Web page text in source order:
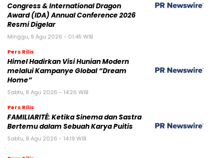
Congress & International Dragon
Award (IDA) Annual Conference 2026
Resmi Digelar
Minggu, 9 Agu 2026 - 01:45 WIB
Pers Rilis
Himel Hadirkan Visi Hunian Modern
melalui Kampanye Global “Dream
Home”
Sabtu, 8 Agu 2026 - 14:26 WIB
Pers Rilis
FAMILIARITÉ: Ketika Sinema dan Sastra
Bertemu dalam Sebuah Karya Puitis
Sabtu, 8 Agu 2026 - 14:19 WIB